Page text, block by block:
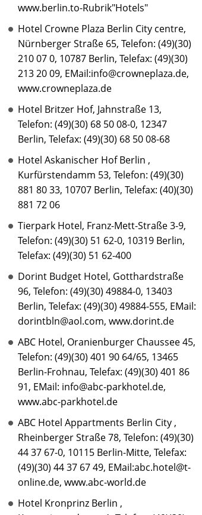
www.berlin.to-Rubrik"Hotels"
Hotel Crowne Plaza Berlin City centre,
Nürnberger Straße 65, Telefon: (49)(30)
210 07 0, 10787 Berlin, Telefax: (49)(30)
213 20 09, EMail:info@crowneplaza.de,
www.crowneplaza.de
Hotel Britzer Hof, Jahnstraße 13,
Telefon: (49)(30) 68 50 08-0, 12347
Berlin, Telefax: (49)(30) 68 50 08-68
Hotel Askanischer Hof Berlin ,
Kurfürstendamm 53, Telefon: (49)(30)
881 80 33, 10707 Berlin, Telefax: (40)(30)
881 72 06
Tierpark Hotel, Franz-Mett-Straße 3-9,
Telefon: (49)(30) 51 62-0, 10319 Berlin,
Telefax: (49)(30) 51 62-400
Dorint Budget Hotel, Gotthardstraße
96, Telefon: (49)(30) 49884-0, 13403
Berlin, Telefax: (49)(30) 49884-555, EMail:
dorintbln@aol.com, www.dorint.de
ABC Hotel, Oranienburger Chaussee 45,
Telefon: (49)(30) 401 90 64/65, 13465
Berlin-Frohnau, Telefax: (49)(30) 401 86
91, EMail: info@abc-parkhotel.de,
www.abc-parkhotel.de
ABC Hotel Appartments Berlin City ,
Rheinberger Straße 78, Telefon: (49)(30)
44 37 67-0, 10115 Berlin-Mitte, Telefax:
(49)(30) 44 37 67 49, EMail:abc.hotel@t-
online.de, www.abc-world.de
Hotel Kronprinz Berlin ,